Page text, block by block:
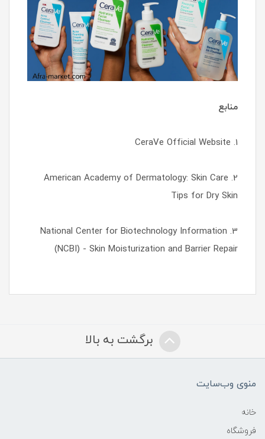
منابع
1. CeraVe Official Website
2. American Academy of Dermatology: Skin Care
Tips for Dry Skin
3. National Center for Biotechnology Information
(NCBI) - Skin Moisturization and Barrier Repair
برگشت به بالا
منوی وب‌سایت
خانه
فروشگاه